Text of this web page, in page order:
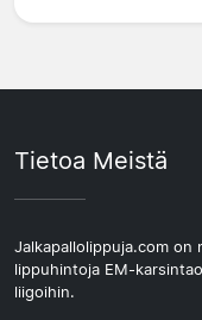
Tietoa Meistä
Jalkapallolippuja.com
lippuhintoja EM-
liigoihin.